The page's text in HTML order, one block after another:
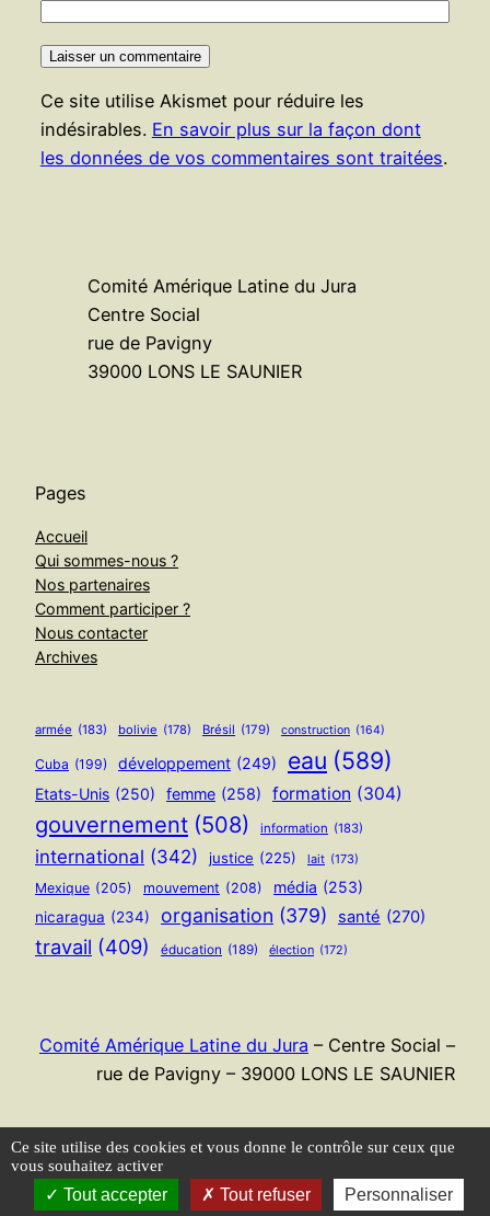
Ce site utilise Akismet pour réduire les
indésirables. En savoir plus sur la façon dont
les données de vos commentaires sont traitées.
Comité Amérique Latine du Jura
Centre Social
rue de Pavigny
39000 LONS LE SAUNIER
Pages
Accueil
Qui sommes-nous ?
Nos partenaires
Comment participer ?
Nous contacter
Archives
armée (183) bolivie (178) Brésil (179) construction (164)
Cuba (199) développement (249) eau (589)
Etats-Unis (250) femme (258) formation (304)
gouvernement (508) information (183)
international (342) justice (225) lait (173)
Mexique (205) mouvement (208) média (253)
nicaragua (234) organisation (379) santé (270)
travail (409) éducation (189) élection (172)
Comité Amérique Latine du Jura – Centre Social –
rue de Pavigny – 39000 LONS LE SAUNIER
Flux RSS
Ce site utilise des cookies et vous donne le contrôle sur ceux que
vous souhaitez activer
Tout accepter Tout refuser Personnaliser